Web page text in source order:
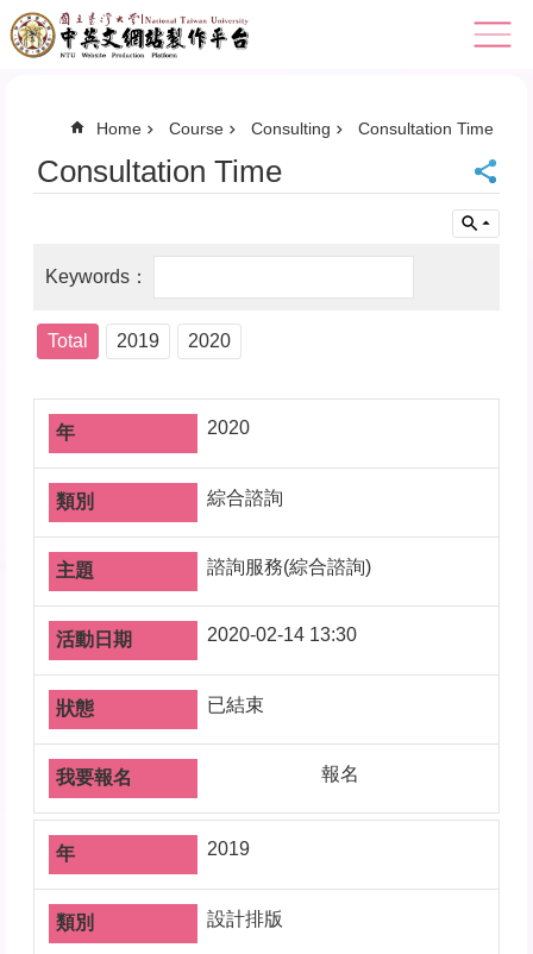
Skip to main content
Home Course Consulting Consultation Time
Consultation Time
Total 2019 2020
2020
綜合諮詢
諮詢服務(綜合諮詢)
2020-02-14 13:30
已結束
報名
2019
設計排版